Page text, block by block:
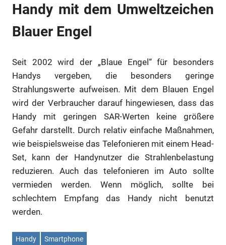
Handy mit dem Umweltzeichen
Blauer Engel
Seit 2002 wird der „Blaue Engel“ für besonders
Handys vergeben, die besonders geringe
Strahlungswerte aufweisen. Mit dem Blauen Engel
wird der Verbraucher darauf hingewiesen, dass das
Handy mit geringen SAR-Werten keine größere
Gefahr darstellt. Durch relativ einfache Maßnahmen,
wie beispielsweise das Telefonieren mit einem Head-
Set, kann der Handynutzer die Strahlenbelastung
reduzieren. Auch das telefonieren im Auto sollte
vermieden werden. Wenn möglich, sollte bei
schlechtem Empfang das Handy nicht benutzt
werden.
Handy Smartphone